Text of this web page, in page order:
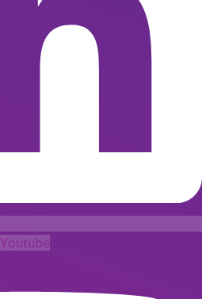
Youtube